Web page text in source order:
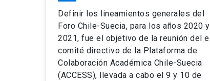
Definir los lineamientos generales del
Foro Chile-Suecia, para los años 2020 y
2021, fue el objetivo de la reunión del el
comité directivo de la Plataforma de
Colaboración Académica Chile-Suecia
(ACCESS), llevada a cabo el 9 y 10 de